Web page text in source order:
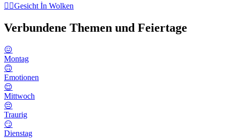
😶‍🌫️Gesicht İn Wolken
Verbundene Themen und Feiertage
😖
Montag
🙃
Emotionen
😌
Mittwoch
😔
Traurig
😏
Dienstag